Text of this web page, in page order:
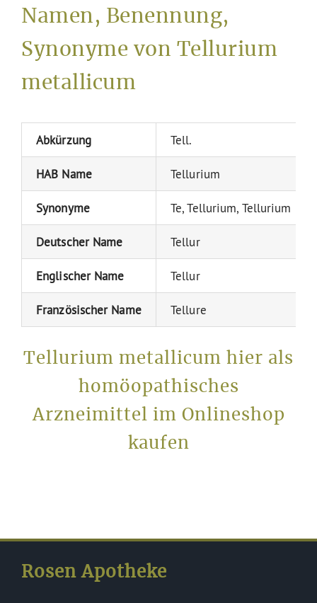
Namen, Benennung,
Synonyme von Tellurium
metallicum
Abkürzung Tell.
HAB Name Tellurium
Synonyme Te, Tellurium, Tellurium
Deutscher Name Tellur
Englischer Name Tellur
Französischer Name Tellure
Tellurium metallicum hier als
homöopathisches
Arzneimittel im Onlineshop
kaufen
Rosen Apotheke